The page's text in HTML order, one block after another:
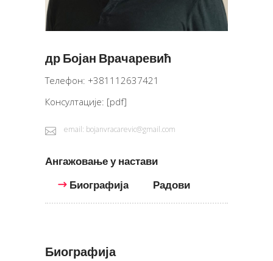
др Бојан Врачаревић
Телефон: +381112637421
Консултације: [pdf]
email: bojanvracarevic@gmail.com
Ангажовање у настави
Биографија
Радови
Биографија